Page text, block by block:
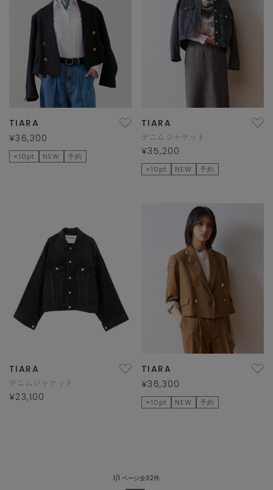
TIARA
¥36,300
×10pt NEW 予約
TIARA
デニムジャケット
¥35,200
×10pt NEW 予約
TIARA
デニムジャケット
¥23,100
TIARA
¥36,300
×10pt NEW 予約
1/1 ページ全32件